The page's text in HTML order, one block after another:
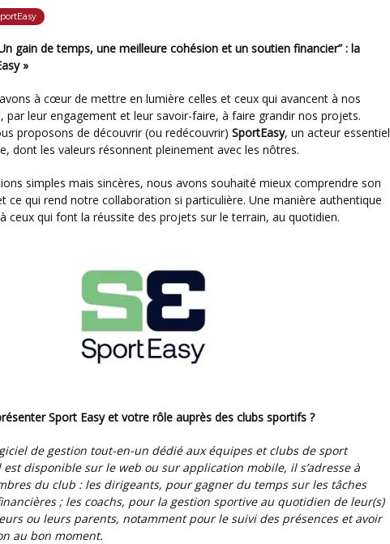
gain de temps, une meilleure cohésion et un soutien financier” : la
»
par leur engagement et leur savoir-faire, à faire grandir nos projets.
proposons de découvrir (ou redécouvrir) SportEasy, un acteur essentiel
dont les valeurs résonnent pleinement avec les nôtres.
ce qui rend notre collaboration si particulière. Une manière authentique
ceux qui font la réussite des projets sur le terrain, au quotidien.
Sport Easy et votre rôle auprès des clubs sportifs ?
disponible sur le web ou sur application mobile, il s’adresse à
du club : les dirigeants, pour gagner du temps sur les tâches
; les coachs, pour la gestion sportive au quotidien de leur(s)
ou leurs parents, notamment pour le suivi des présences et avoir
au bon moment.